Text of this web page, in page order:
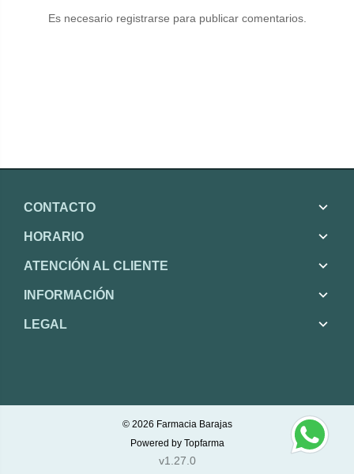
Es necesario registrarse para publicar comentarios.
CONTACTO
HORARIO
ATENCIÓN AL CLIENTE
INFORMACIÓN
LEGAL
© 2026 Farmacia Barajas
Powered by Topfarma
v1.27.0